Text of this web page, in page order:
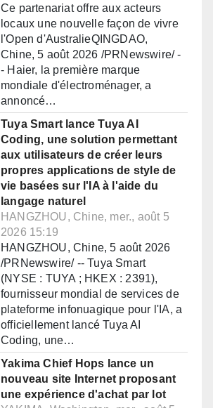
Ce partenariat offre aux acteurs
locaux une nouvelle façon de vivre
l'Open d'AustralieQINGDAO,
Chine, 5 août 2026 /PRNewswire/ -
- Haier, la première marque
mondiale d'électroménager, a
annoncé…
Tuya Smart lance Tuya AI
Coding, une solution permettant
aux utilisateurs de créer leurs
propres applications de style de
vie basées sur l'IA à l'aide du
langage naturel
HANGZHOU, Chine, mer., août 5
2026 15:19
HANGZHOU, Chine, 5 août 2026
/PRNewswire/ -- Tuya Smart
(NYSE : TUYA ; HKEX : 2391),
fournisseur mondial de services de
plateforme infonuagique pour l'IA, a
officiellement lancé Tuya AI
Coding, une…
Yakima Chief Hops lance un
nouveau site Internet proposant
une expérience d'achat par lot